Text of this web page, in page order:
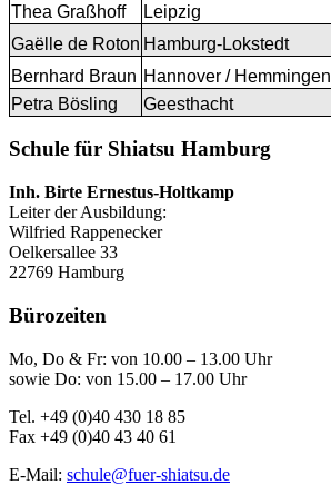
Thea Graßhoff
Leipzig
Gaëlle de Roton Hamburg-Lokstedt
Bernhard Braun Hannover / Hemmingen
Petra Bösling
Geesthacht
Schule für Shiatsu Hamburg
Inh. Birte Ernestus-Holtkamp
Leiter der Ausbildung:
Wilfried Rappenecker
Oelkersallee 33
22769 Hamburg
Bürozeiten
Mo, Do & Fr: von 10.00 – 13.00 Uhr
sowie Do: von 15.00 – 17.00 Uhr
Tel. +49 (0)40 430 18 85
Fax +49 (0)40 43 40 61
E-Mail: schule@fuer-shiatsu.de